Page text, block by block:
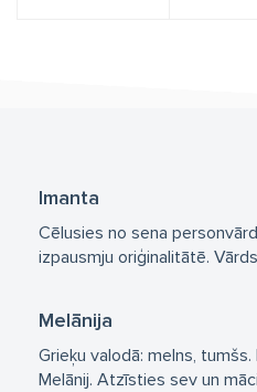
Imanta
Cēlusies no sena
izpausmju oriģinalitātē.
Melānija
Grieķu valodā: melns,
Melānij. Atzīsties sev un